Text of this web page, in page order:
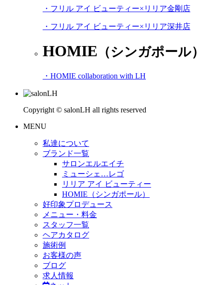
・フリル アイ ビューティー×リリア金剛店
・フリル アイ ビューティー×リリア深井店
HOMIE （シンガポール）
・HOMIE collaboration with LH
Copyright © salonLH all rights reserved
MENU
私達について
ブランド一覧
サロンエルエイチ
ミューシェ…レゴ
リリア アイ ビューティー
HOMIE（シンガポール）
好印象プロデュース
メニュー・料金
スタッフ一覧
ヘアカタログ
施術例
お客様の声
ブログ
求人情報